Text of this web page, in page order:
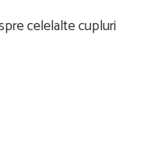
celelalte cupluri